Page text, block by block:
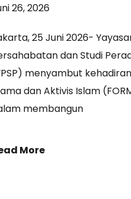
26, 2026
25 Juni 2026-
dan Studi
menyambut
dan Aktivis Islam
membangun
More